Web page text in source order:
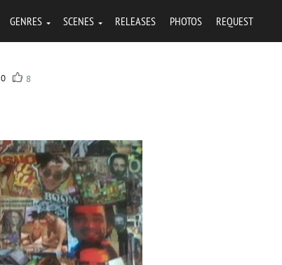
GENRES SCENES RELEASES PHOTOS REQUEST
0 8